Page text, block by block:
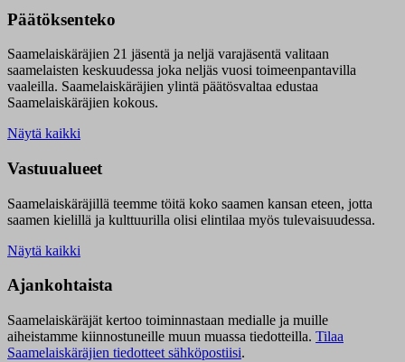
Päätöksenteko
Saamelaiskäräjien 21 jäsentä ja neljä varajäsentä valitaan
saamelaisten keskuudessa joka neljäs vuosi toimeenpantavilla
vaaleilla. Saamelaiskäräjien ylintä päätösvaltaa edustaa
Saamelaiskäräjien kokous.
Näytä kaikki
Vastuualueet
Saamelaiskäräjillä teemme töitä koko saamen kansan eteen, jotta
saamen kielillä ja kulttuurilla olisi elintilaa myös tulevaisuudessa.
Näytä kaikki
Ajankohtaista
Saamelaiskäräjät kertoo toiminnastaan medialle ja muille
aiheistamme kiinnostuneille muun muassa tiedotteilla. Tilaa
Saamelaiskäräjien tiedotteet sähköpostiisi.